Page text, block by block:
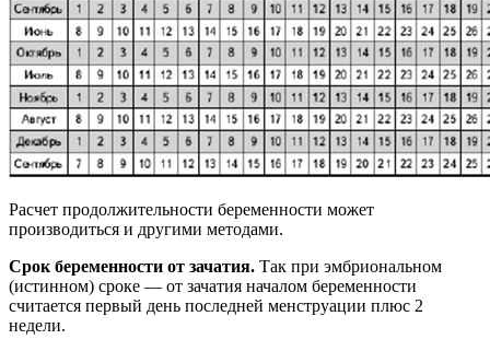
Расчет продолжительности беременности может
производиться и другими методами.
Срок беременности от зачатия. Так при эмбриональном
(истинном) сроке — от зачатия началом беременности
считается первый день последней менструации плюс 2
недели.